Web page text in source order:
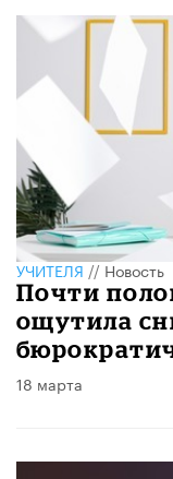
УЧИТЕЛЯ//Новость
Почти
ощутила
18 марта